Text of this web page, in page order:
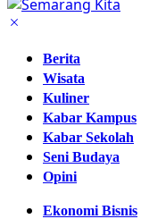
Berita
Wisata
Kuliner
Kabar Kampus
Kabar Sekolah
Seni Budaya
Opini
Ekonomi Bisnis